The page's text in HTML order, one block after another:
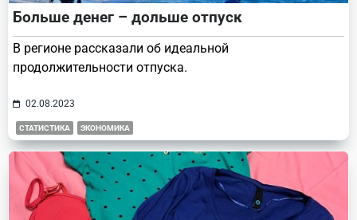
Больше денег – дольше отпуск
В регионе рассказали об идеальной
продолжительности отпуска.
02.08.2023
СТАТИСТИКА ЭКОНОМИКА